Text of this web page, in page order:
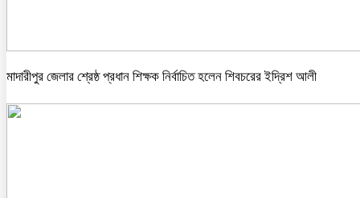
মাদারীপুর জেলার শ্রেষ্ঠ প্রধান শিক্ষক নির্বাচিত হলেন শিবচরের ইদ্রিশ আলী